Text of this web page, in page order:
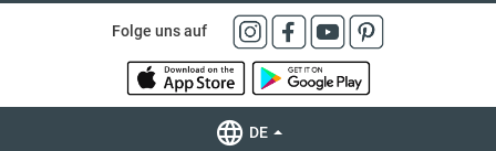
Folge uns auf
DE